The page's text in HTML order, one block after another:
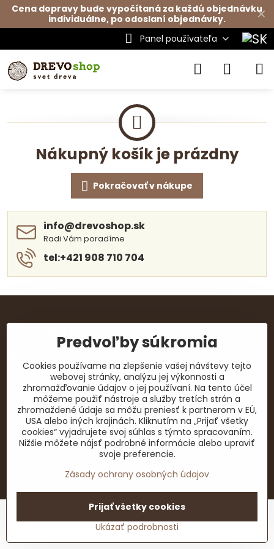
✕
Cena dopravy bude vypočítaná za každú objednávku
individuálne, po odoslaní objednávky.
Panel používateľa
Nákupný košík je prázdny
Pokračovať v nákupe
info​@drevoshop​.sk
Radi Vám poradíme
tel:+421 908 710 704
Dôležité dokumenty
Zaujímavé odkazy
©2026Copyright
Predvoľby súkromiaZásady ochrany osobných údajov
Vytvorené pomocou:
BiznisWeb.sk
Predvoľby súkromia
Cookies používame na zlepšenie vašej návštevy tejto
webovej stránky, analýzu jej výkonnosti a
zhromažďovanie údajov o jej používaní. Na tento účel
môžeme použiť nástroje a služby tretích strán a
zhromaždené údaje sa môžu preniesť k partnerom v EÚ,
USA alebo iných krajinách. Kliknutím na „Prijať všetky
cookies“ vyjadrujete svoj súhlas s týmto spracovaním.
Nižšie môžete nájsť podrobné informácie alebo upraviť
svoje preferencie.
Zásady ochrany osobných údajov
Ukázať podrobnosti
Prijať všetky cookies